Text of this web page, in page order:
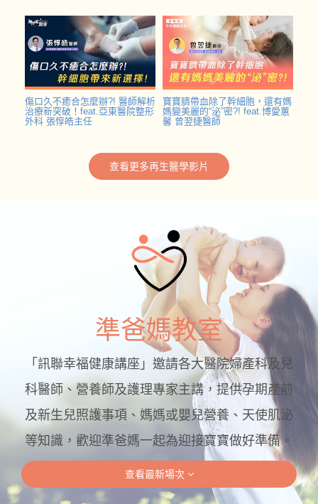
傷口久不癒合怎麼辦?! 醫師解析
治療新突破！feat.亞東醫院整形
外科 張惇皓主任
寶寶臍帶血除了幹細胞，還有媽
媽變美麗的“泌”密?! feat.博愛蕙
馨 曾翌捷醫師
查看更多再生醫學影片
準爸媽教室
「訊聯幸福健康講座」邀請各大醫院婦產科及兒
科醫師、營養師及護理專家主講，提供孕期產前
及新生兒照護事項、媽媽或嬰兒營養、天使肌泌
等知識，歡迎準爸媽一起為迎接寶寶做好準備。
查看最新場次